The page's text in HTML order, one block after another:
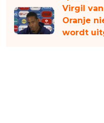
Virgil
Oranje
wordt